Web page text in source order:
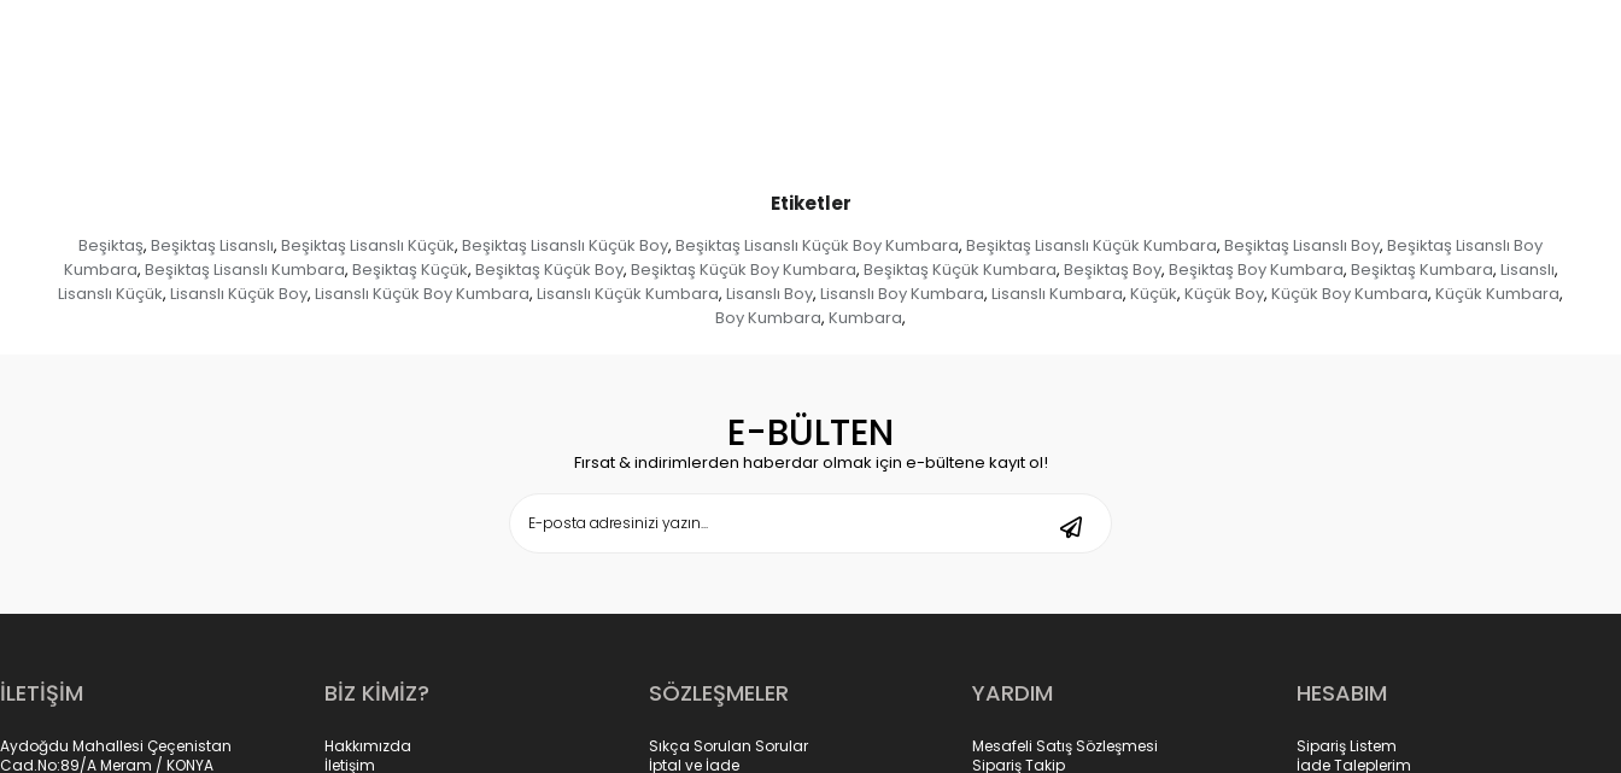
Etiketler
Beşiktaş, Beşiktaş Lisanslı, Beşiktaş Lisanslı Küçük, Beşiktaş Lisanslı Küçük Boy, Beşiktaş Lisanslı Küçük Boy Kumbara, Beşiktaş Lisanslı Küçük Kumbara, Beşiktaş Lisanslı Boy, Beşiktaş Lisanslı Boy
Kumbara, Beşiktaş Lisanslı Kumbara, Beşiktaş Küçük, Beşiktaş Küçük Boy, Beşiktaş Küçük Boy Kumbara, Beşiktaş Küçük Kumbara, Beşiktaş Boy, Beşiktaş Boy Kumbara, Beşiktaş Kumbara, Lisanslı,
Lisanslı Küçük, Lisanslı Küçük Boy, Lisanslı Küçük Boy Kumbara, Lisanslı Küçük Kumbara, Lisanslı Boy, Lisanslı Boy Kumbara, Lisanslı Kumbara, Küçük, Küçük Boy, Küçük Boy Kumbara, Küçük Kumbara,
Boy Kumbara, Kumbara,
E-BÜLTEN
Fırsat & indirimlerden haberdar olmak için e-bültene kayıt ol!
İLETİŞİM
Aydoğdu Mahallesi Çeçenistan
Cad.No:89/A Meram / KONYA
BİZ KİMİZ?
Hakkımızda
İletişim
SÖZLEŞMELER
Sıkça Sorulan Sorular
İptal ve İade
YARDIM
Mesafeli Satış Sözleşmesi
Sipariş Takip
HESABIM
Sipariş Listem
İade Taleplerim